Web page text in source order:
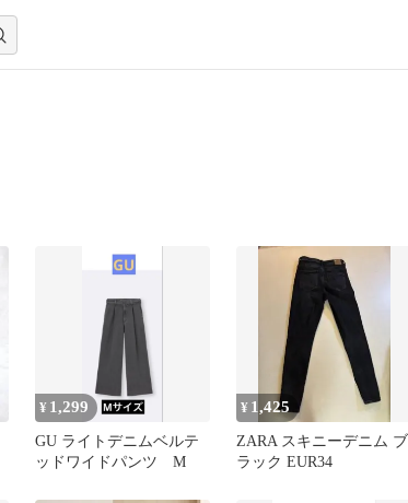
¥ 1,299
GU ライトデニムベルテ
ッドワイドパンツ M
¥ 1,425
ZARA スキニーデニム ブ
ラック EUR34